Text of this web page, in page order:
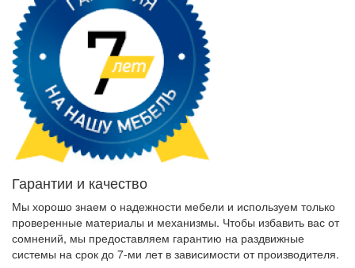
Гарантии и качество
Мы хорошо знаем о надежности мебели и используем только
проверенные материалы и механизмы. Чтобы избавить вас от
сомнений, мы предоставляем гарантию на раздвижные
системы на срок до 7-ми лет в зависимости от производителя.